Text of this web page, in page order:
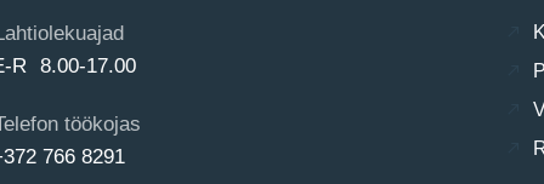
R 8.00-17.00
töökojas
766 8291